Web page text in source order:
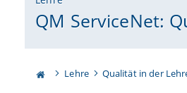
QM ServiceNet:
Lehre Qualität in der